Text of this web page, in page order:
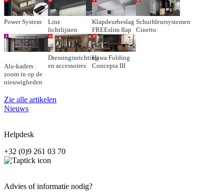
Power System
Line
lichtlijsten
Klapdeurbeslag
FREEslim flap
Schuifdeursystemen
Cinetto
Alu-kaders :
zoom in op de
nieuwigheden
Dressinginrichting
en accessoires
Hawa Folding
Concepta III
Zie alle artikelen
Nieuws
Helpdesk
+32 (0)9 261 03 70
Advies of informatie nodig?